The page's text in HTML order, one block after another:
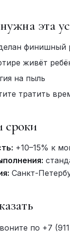
эта
финишный
живёт
на пыль
тратить
сроки
+10–15% к
Санкт-
по +7